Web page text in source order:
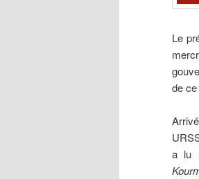
Le
de ce
a lu